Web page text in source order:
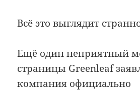
Всё это выглядит
Ещё один неприятный
страницы Greenleaf
компания официально